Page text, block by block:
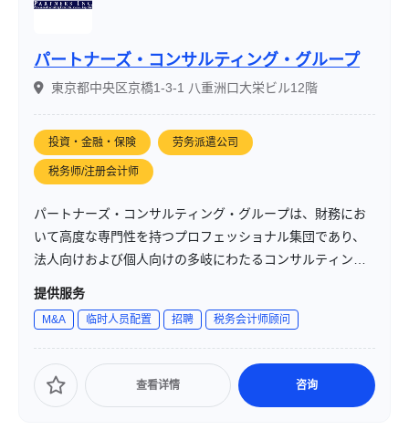
パートナーズ・コンサルティング・グループ
東京都中央区京橋1-3-1 八重洲口大栄ビル12階
投資・金融・保険 劳务派遣公司
税务师/注册会计师
パートナーズ・コンサルティング・グループは、財務にお
いて高度な専門性を持つプロフェッショナル集団であり、
法人向けおよび個人向けの多岐にわたるコンサルティング
サービスを提供しています。グループ会社として、パート
ング、パートナーズ・ソリューション、パートナーズ・プ
ロフェッショナル・サービス、パートナーズ・綜合税理士
法人、パートナーズ・ＳＧ監査法人、PARTNERS USA
INC.などを擁し、国内外での幅広いサービス展開を行って
提供服务
M&A 临时人员配置 招聘 税务会计师顾问
查看详情 咨询